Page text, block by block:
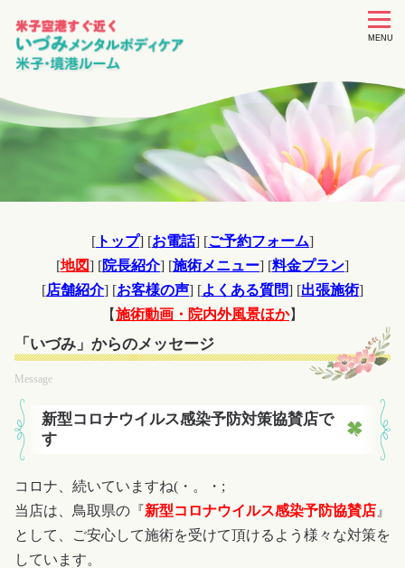
toggle
MENU
[ トップ] [お電話] [ご予約フォーム]
[地図] [院長紹介] [施術メニュー] [料金プラン]
[店舗紹介] [お客様の声] [よくある質問] [出張施術]
【施術動画・院内外風景ほか】
「いづみ」からのメッセージ
Message
新型コロナウイルス感染予防対策協賛店で
す
コロナ、続いていますね(・。・;
当店は、鳥取県の『新型コロナウイルス感染予防協賛店 』
として、ご安心して施術を受けて頂けるよう様々な対策を
しています。